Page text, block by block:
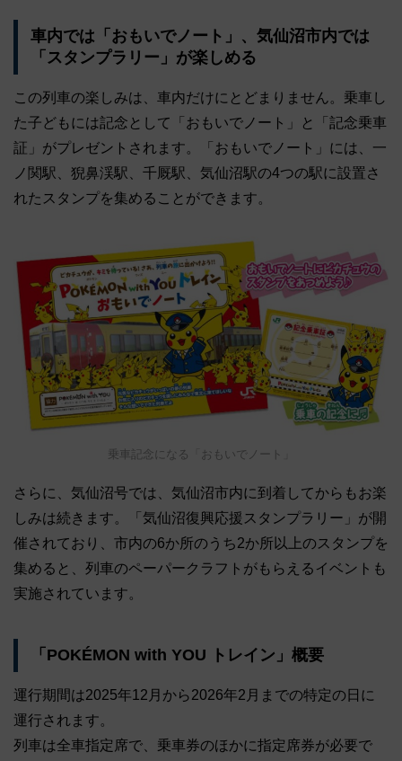
車内では「おもいでノート」、気仙沼市内では
「スタンプラリー」が楽しめる
この列車の楽しみは、車内だけにとどまりません。乗車し
た子どもには記念として「おもいでノート」と「記念乗車
証」がプレゼントされます。「おもいでノート」には、一
ノ関駅、猊鼻渓駅、千厩駅、気仙沼駅の4つの駅に設置さ
れたスタンプを集めることができます。
乗車記念になる「おもいでノート」
さらに、気仙沼号では、気仙沼市内に到着してからもお楽
しみは続きます。「気仙沼復興応援スタンプラリー」が開
催されており、市内の6か所のうち2か所以上のスタンプを
集めると、列車のペーパークラフトがもらえるイベントも
実施されています。
「POKÉMON with YOU トレイン」概要
運行期間は2025年12月から2026年2月までの特定の日に
運行されます。
列車は全車指定席で、乗車券のほかに指定席券が必要で